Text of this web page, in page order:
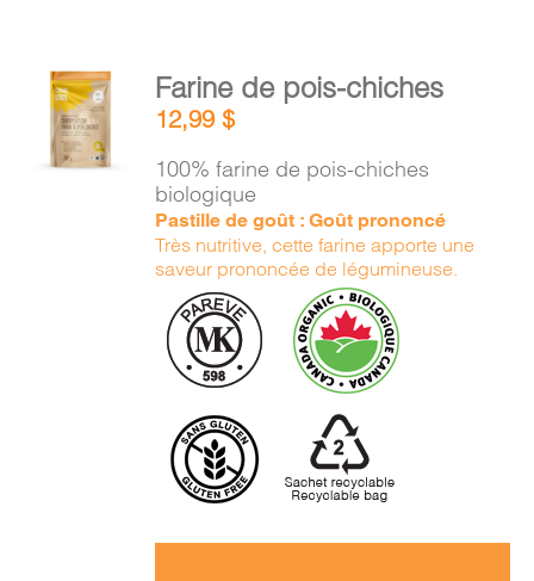
AJOUTER
AU
PANIER
Farine de pois-chiches
12,99$
100% farine de pois-chiches
biologique
Pastille de goût : Goût prononcé
Très nutritive, cette farine apporte une
saveur prononcée de légumineuse.